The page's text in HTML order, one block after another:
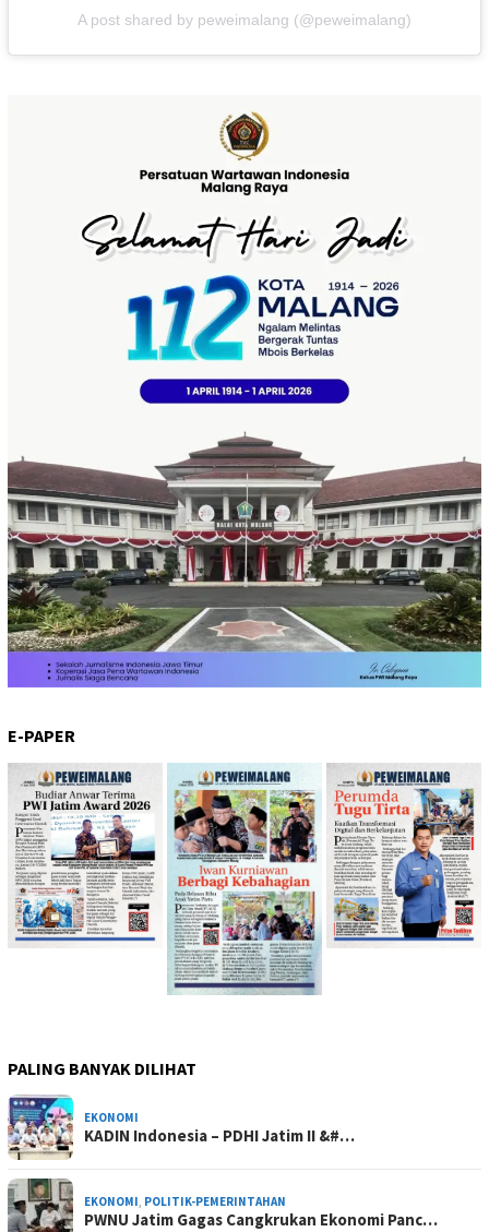
A post shared by peweimalang (@peweimalang)
E-PAPER
PALING BANYAK DILIHAT
EKONOMI
KADIN Indonesia – PDHI Jatim II &#…
EKONOMI, POLITIK-PEMERINTAHAN
PWNU Jatim Gagas Cangkrukan Ekonomi Panc…